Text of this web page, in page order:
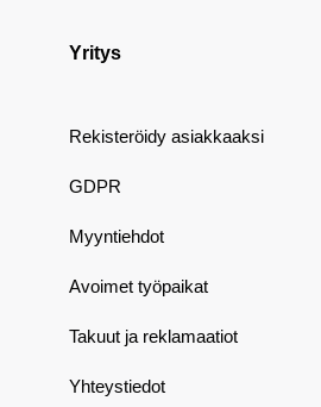
Yritys
Rekisteröidy asiakkaaksi
GDPR
Myyntiehdot
Avoimet työpaikat
Takuut ja reklamaatiot
Yhteystiedot